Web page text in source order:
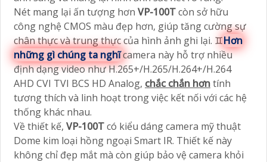
Nét mang lại ấn tượng hơn VP-100Tcòn sở hữu
công nghệ CMOS màu đẹp hơn, giúp tăng cường sự
chân thực và trung thực của hình ảnh ghi lại. ♊Hơn
những gì chúng ta nghĩcamera này hỗ trợ nhiều
định dạng video như H.265+/H.265/H.264+/H.264
AHD CVI TVI BCS HD Analog, chắc chắn hơntính
tương thích và linh hoạt trong việc kết nối với các hệ
thống khác nhau.
Về thiết kế, VP-100Tcó kiểu dáng camera mỹ thuật
Dome kim loại hồng ngoại Smart IR. Thiết kế này
không chỉ đẹp mắt mà còn giúp bảo vệ camera khỏi